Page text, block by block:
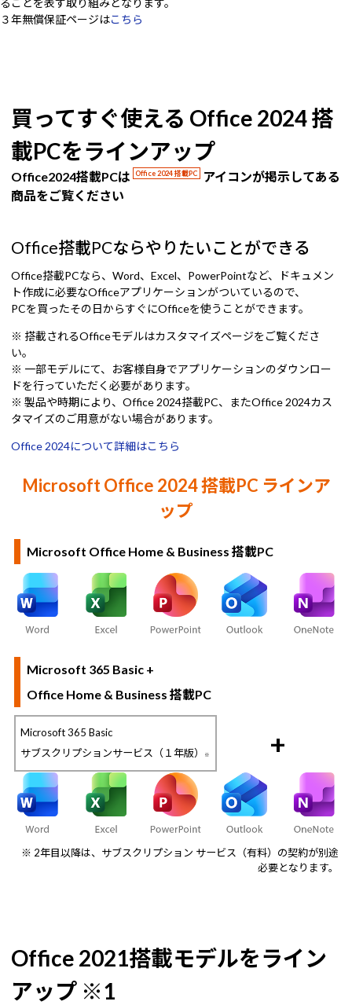
ることを表す取り組みとなります。
３年無償保証ページはこちら
買ってすぐ使える Office 2024 搭
載PCをラインアップ
Office2024搭載PCは Office 2024 搭載PC
アイコンが掲示してある
商品をご覧ください
Office搭載PCならやりたいことができる
Office搭載PCなら、Word、Excel、PowerPointなど、ドキュメン
ト作成に必要なOfficeアプリケーションがついているので、
PCを買ったその日からすぐにOfficeを使うことができます。
※ 搭載されるOfficeモデルはカスタマイズページをご覧くださ
い。
※ 一部モデルにて、お客様自身でアプリケーションのダウンロー
ドを行っていただく必要があります。
※ 製品や時期により、Office 2024搭載PC、またOffice 2024カス
タマイズのご用意がない場合があります。
Office 2024について詳細はこちら
Microsoft Office 2024 搭載PC ラインア
ップ
Microsoft Office Home & Business 搭載PC
Microsoft 365 Basic +
Office Home & Business 搭載PC
Microsoft 365 Basic
サブスクリプションサービス（１年版）
※ +
※ 2年目以降は、サブスクリプション サービス（有料）の契約が別途
必要となります。
Office 2021搭載モデルをライン
アップ ※1